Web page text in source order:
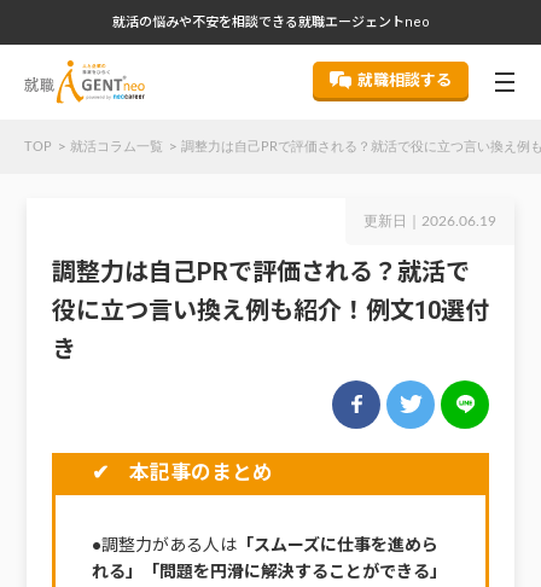
就活の悩みや不安を相談できる就職エージェントneo
就職相談する
TOP 就活コラム一覧 調整力は自己PRで評価される？就活で役に立つ言い換え例
更新日｜ 2026.06.19
調整力は自己PRで評価される？就活で
役に立つ言い換え例も紹介！例文10選付
き
✔ 本記事のまとめ
●調整力がある人は「スムーズに仕事を進めら
れる」「問題を円滑に解決することができる」